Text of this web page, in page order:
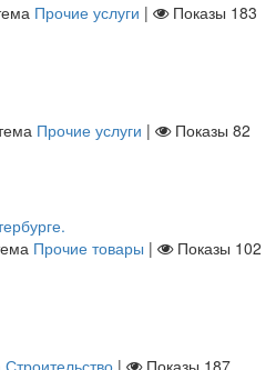
Прочие услуги | Показы 183
Прочие услуги | Показы 82
Прочие товары | Показы 102
Строительство | Показы 187